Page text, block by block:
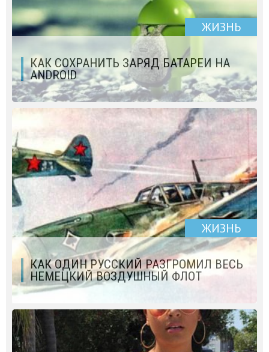
ЖИЗНЬ
КАК СОХРАНИТЬ ЗАРЯД БАТАРЕИ НА
ANDROID
ЖИЗНЬ
КАК ОДИН РУССКИЙ РАЗГРОМИЛ ВЕСЬ
НЕМЕЦКИЙ ВОЗДУШНЫЙ ФЛОТ